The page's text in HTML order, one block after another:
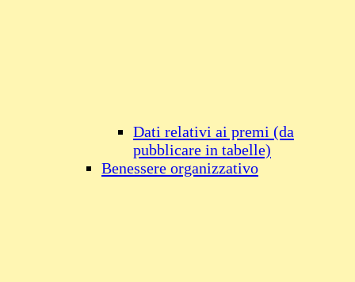
Dati relativi ai premi (da
pubblicare in tabelle)
Benessere organizzativo